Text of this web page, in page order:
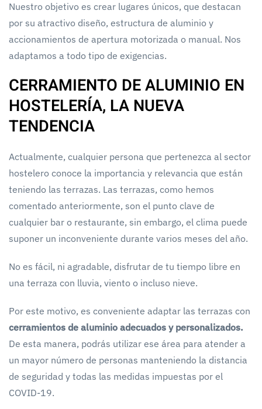
Nuestro objetivo es crear lugares únicos, que destacan
por su atractivo diseño, estructura de aluminio y
accionamientos de apertura motorizada o manual. Nos
adaptamos a todo tipo de exigencias.
CERRAMIENTO DE ALUMINIO EN
HOSTELERÍA, LA NUEVA
TENDENCIA
Actualmente, cualquier persona que pertenezca al sector
hostelero conoce la importancia y relevancia que están
teniendo las terrazas. Las terrazas, como hemos
comentado anteriormente, son el punto clave de
cualquier bar o restaurante, sin embargo, el clima puede
suponer un inconveniente durante varios meses del año.
No es fácil, ni agradable, disfrutar de tu tiempo libre en
una terraza con lluvia, viento o incluso nieve.
Por este motivo, es conveniente adaptar las terrazas con
cerramientos de aluminio adecuados y personalizados.
De esta manera, podrás utilizar ese área para atender a
un mayor número de personas manteniendo la distancia
de seguridad y todas las medidas impuestas por el
COVID-19.